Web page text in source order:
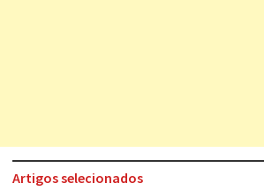
Artigos selecionados